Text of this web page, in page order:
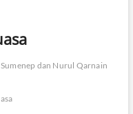
dan Nurul Qarnain